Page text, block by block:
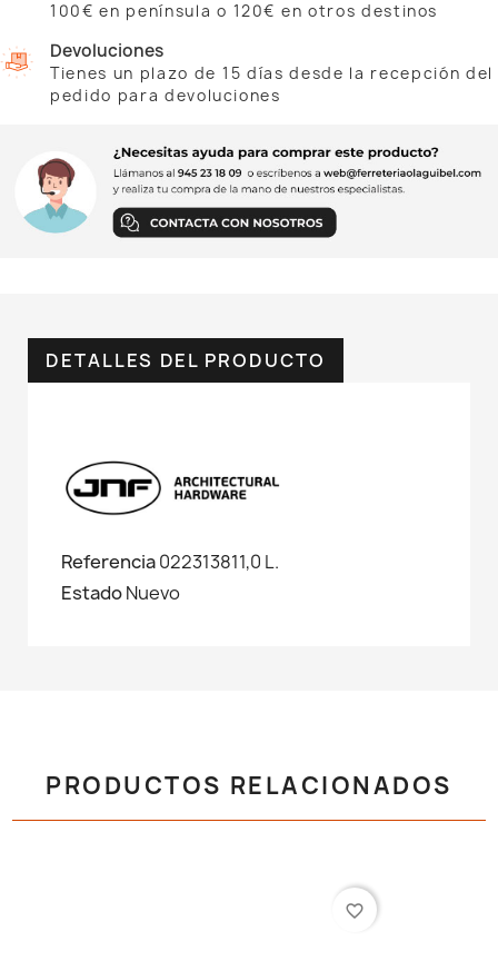
100€ en península o 120€ en otros destinos
Devoluciones
Tienes un plazo de 15 días desde la recepción del
pedido para devoluciones
DETALLES DEL PRODUCTO
Referencia022313811,0 L.
EstadoNuevo
PRODUCTOS RELACIONADOS
favorite_border